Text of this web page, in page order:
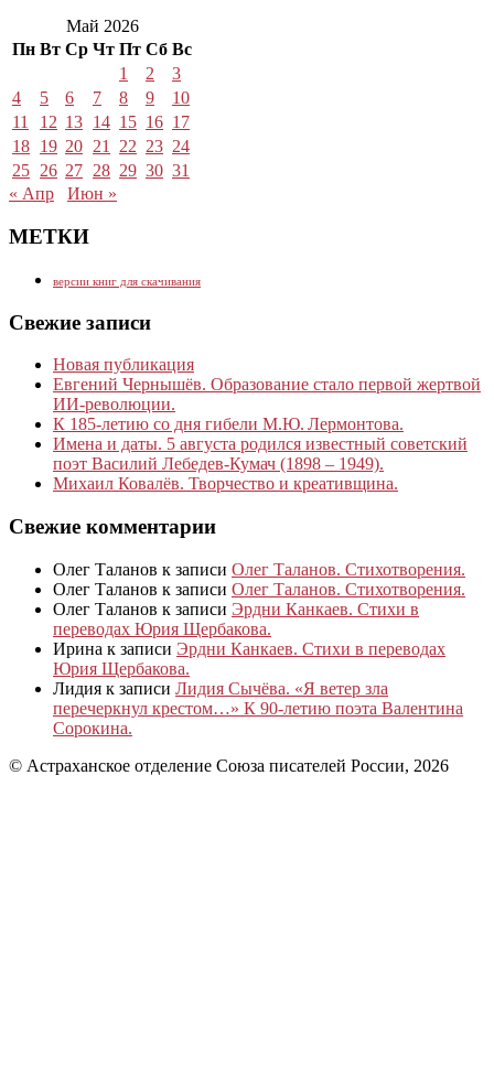
Май 2026
Пн Вт Ср Чт Пт Сб Вс
1
2
3
4
5 6 7 8 9
10
11
12 13 14 15 16 17
18 19 20 21 22 23 24
25 26 27 28 29 30 31
« Апр
Июн »
МЕТКИ
версии книг для скачивания
Свежие записи
Новая публикация
Евгений Чернышёв. Образование стало первой жертвой
ИИ-революции.
К 185‑летию со дня гибели М.Ю. Лермонтова.
Имена и даты. 5 августа родился известный советский
поэт Василий Лебедев-Кумач (1898 – 1949).
Михаил Ковалёв. Творчество и креативщина.
Свежие комментарии
Олег Таланов к записи Олег Таланов. Стихотворения.
Олег Таланов к записи Олег Таланов. Стихотворения.
Олег Таланов к записи Эрдни Канкаев. Стихи в
переводах Юрия Щербакова.
Ирина к записи Эрдни Канкаев. Стихи в переводах
Юрия Щербакова.
Лидия к записи Лидия Сычёва. «Я ветер зла
перечеркнул крестом…» К 90-летию поэта Валентина
Сорокина.
© Астраханское отделение Союза писателей России, 2026